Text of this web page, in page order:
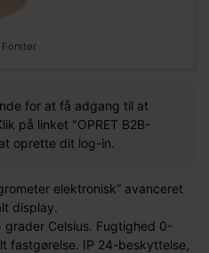
Forstør
for at få adgang til at
på linket "OPRET B2B-
oprette dit log-in.
elektronisk” avanceret
display.
Celsius. Fugtighed 0-
fastgørelse. IP 24-beskyttelse,